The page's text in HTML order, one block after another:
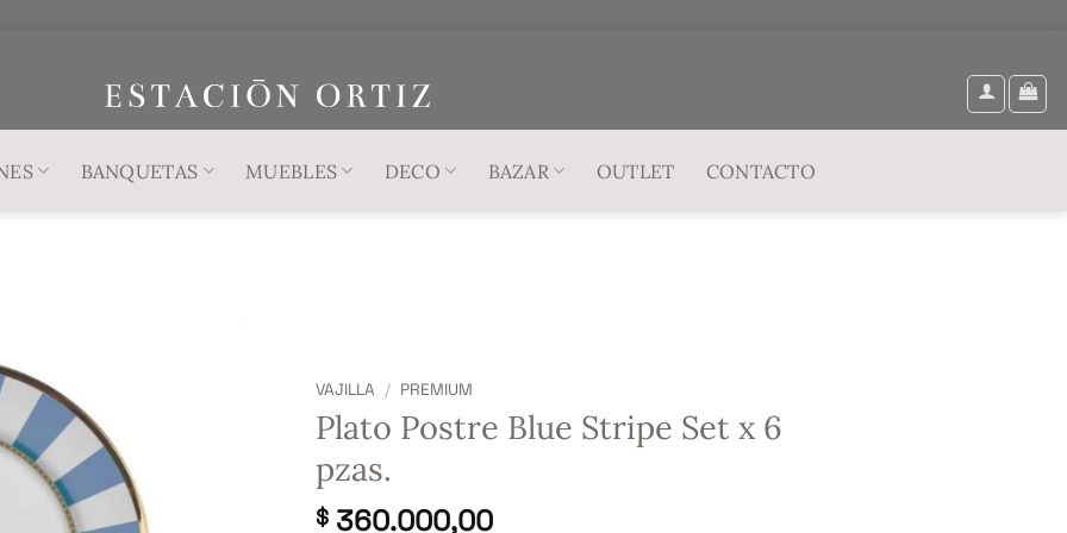
BANQUETAS MUEBLES DECO BAZAR OUTLET CONTACTO
VAJILLA / PREMIUM
Plato Postre Blue Stripe Set x 6
pzas.
$360.000,00